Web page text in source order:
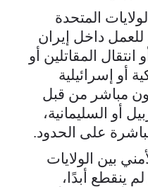
المتحدة
للعمل داخل إيران
انتقال المقاتلين أو
أو إسرائيلية
مباشر من قبل
أو السليمانية،
على الحدود.
بين الولايات
ينقطع أبدًا،